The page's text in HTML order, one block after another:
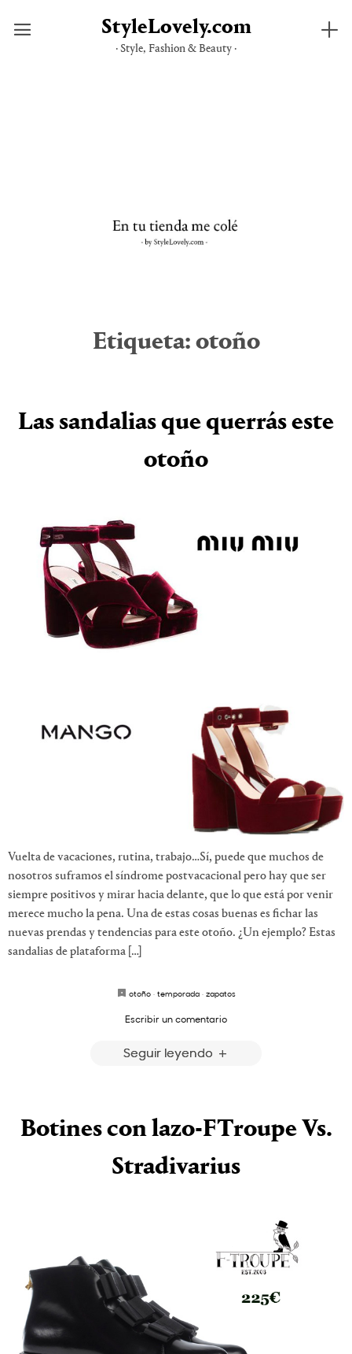
StyleLovely.com
· Style, Fashion & Beauty ·
Etiqueta: otoño
Las sandalias que querrás este
otoño
Vuelta de vacaciones, rutina, trabajo…Sí, puede que muchos de
nosotros suframos el síndrome postvacacional pero hay que ser
siempre positivos y mirar hacia delante, que lo que está por venir
merece mucho la pena. Una de estas cosas buenas es fichar las
nuevas prendas y tendencias para este otoño. ¿Un ejemplo? Estas
sandalias de plataforma […]
otoño· temporada· zapatos
Escribir un comentario
Seguir leyendo
Botines con lazo-FTroupe Vs.
Stradivarius